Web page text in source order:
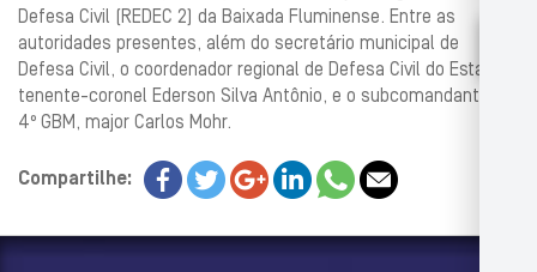
Defesa Civil (REDEC 2) da Baixada Fluminense. Entre as
autoridades presentes, além do secretário municipal de
Defesa Civil, o coordenador regional de Defesa Civil do Estado,
tenente-coronel Ederson Silva Antônio, e o subcomandante do
4º GBM, major Carlos Mohr.
Compartilhe: